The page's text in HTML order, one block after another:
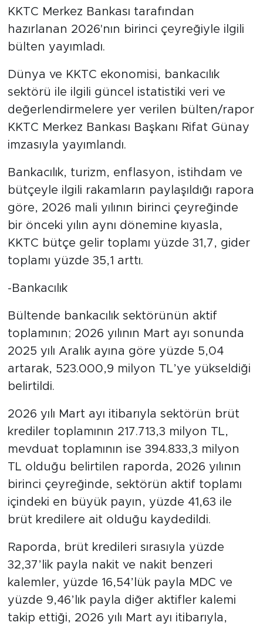
KKTC Merkez Bankası tarafından
hazırlanan 2026'nın birinci çeyreğiyle ilgili
bülten yayımladı.
Dünya ve KKTC ekonomisi, bankacılık
sektörü ile ilgili güncel istatistiki veri ve
değerlendirmelere yer verilen bülten/rapor
KKTC Merkez Bankası Başkanı Rifat Günay
imzasıyla yayımlandı.
Bankacılık, turizm, enflasyon, istihdam ve
bütçeyle ilgili rakamların paylaşıldığı rapora
göre, 2026 mali yılının birinci çeyreğinde
bir önceki yılın aynı dönemine kıyasla,
KKTC bütçe gelir toplamı yüzde 31,7, gider
toplamı yüzde 35,1 arttı.
-Bankacılık
Bültende bankacılık sektörünün aktif
toplamının; 2026 yılının Mart ayı sonunda
2025 yılı Aralık ayına göre yüzde 5,04
artarak, 523.000,9 milyon TL’ye yükseldiği
belirtildi.
2026 yılı Mart ayı itibarıyla sektörün brüt
krediler toplamının 217.713,3 milyon TL,
mevduat toplamının ise 394.833,3 milyon
TL olduğu belirtilen raporda, 2026 yılının
birinci çeyreğinde, sektörün aktif toplamı
içindeki en büyük payın, yüzde 41,63 ile
brüt kredilere ait olduğu kaydedildi.
Raporda, brüt kredileri sırasıyla yüzde
32,37’lik payla nakit ve nakit benzeri
kalemler, yüzde 16,54’lük payla MDC ve
yüzde 9,46’lık payla diğer aktifler kalemi
takip ettiği, 2026 yılı Mart ayı itibarıyla,